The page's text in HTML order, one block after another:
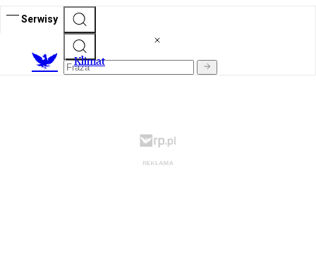
Serwisy
Klimat